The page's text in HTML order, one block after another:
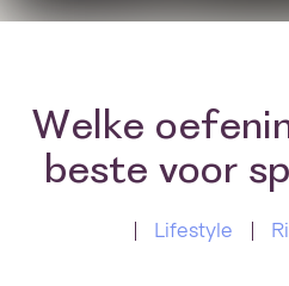
Welke
beste voor
Lifestyle